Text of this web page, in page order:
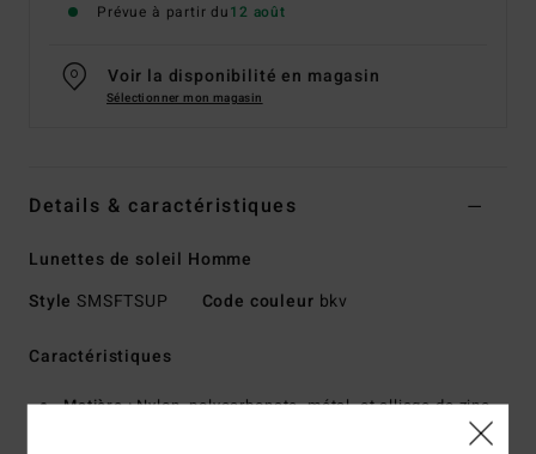
Prévue à partir du12 août
Voir la disponibilité en magasin
Sélectionner mon magasin
Details & caractéristiques
Lunettes de soleil Homme
Style SMSFTSUP Code couleur bkv
Caractéristiques
Matière :Nylon, polycarbonate, métal, et alliage de zinc